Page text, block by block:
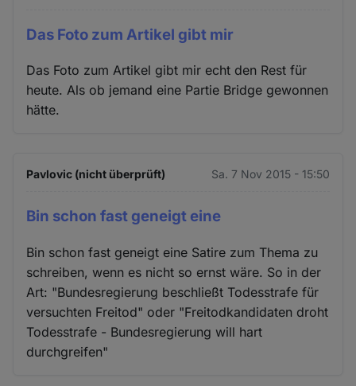
Das Foto zum Artikel gibt mir
Das Foto zum Artikel gibt mir echt den Rest für
heute. Als ob jemand eine Partie Bridge gewonnen
hätte.
Pavlovic (nicht überprüft) Sa. 7 Nov 2015 - 15:50
Bin schon fast geneigt eine
Bin schon fast geneigt eine Satire zum Thema zu
schreiben, wenn es nicht so ernst wäre. So in der
Art: "Bundesregierung beschließt Todesstrafe für
versuchten Freitod" oder "Freitodkandidaten droht
Todesstrafe - Bundesregierung will hart
durchgreifen"